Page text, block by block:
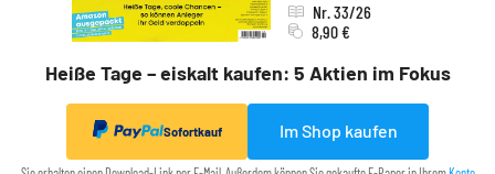
Heiße Tage – eiskalt kaufen: 5 Aktien im Fokus
Nr. 33/26
8,90 €
Sofortkauf Im Shop kaufen